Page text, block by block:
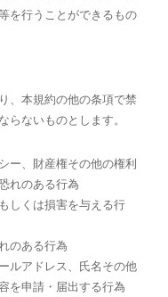
を行うことができるもの
、本規約の他の条項で禁
らないものとします。
ー、財産権その他の権利
れのある行為
しくは損害を与える行
のある行為
ルアドレス、氏名その他
を申請・届出する行為